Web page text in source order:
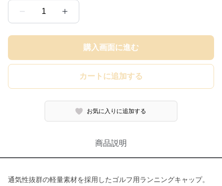
1
購入画面に進む
カートに追加する
お気に入りに追加する
商品説明
通気性抜群の軽量素材を採用したゴルフ用ランニングキャップ。